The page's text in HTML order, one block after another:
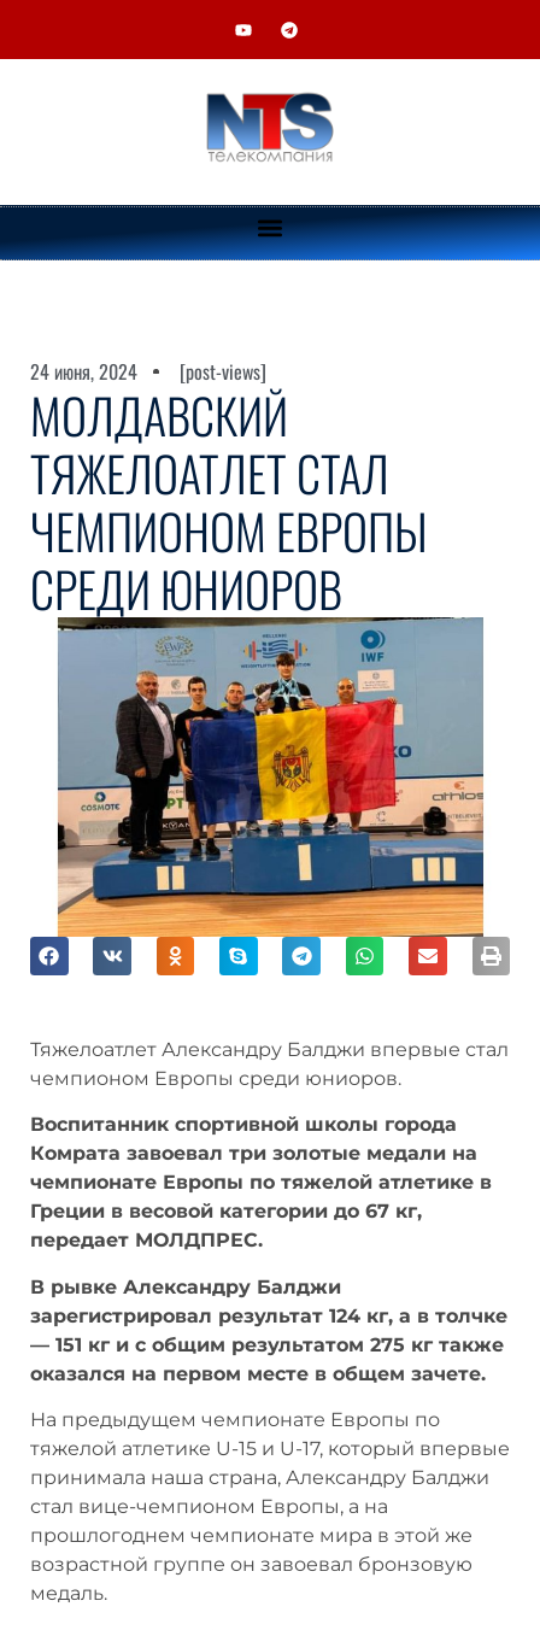
24 июня, 2024 [post-views]
МОЛДАВСКИЙ
ТЯЖЕЛОАТЛЕТ СТАЛ
ЧЕМПИОНОМ ЕВРОПЫ
СРЕДИ ЮНИОРОВ
стал чемпионом Европы среди юниоров.
Комрата завоевал три золотые медали на
чемпионате Европы по тяжелой атлетике в
Греции в весовой категории до 67 кг,
передает МОЛДПРЕС.
зарегистрировал результат 124 кг, а в
толчке — 151 кг и с общим результатом 275
кг также оказался на первом месте в
общем зачете.
На предыдущем чемпионате Европы по
тяжелой атлетике U-15 и U-17, который
впервые принимала наша страна,
Александру Балджи стал вице-чемпионом
Европы, а на прошлогоднем чемпионате
мира в этой же возрастной группе он
завоевал бронзовую медаль.